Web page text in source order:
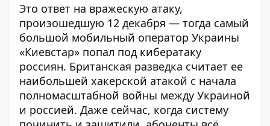
Это ответ на вражескую атаку,
произошедшую 12 декабря — тогда самый
большой мобильный оператор Украины
«Киевстар» попал под кибератаку
россиян. Британская разведка считает ее
наибольшей хакерской атакой с начала
полномасштабной войны между Украиной
и россией. Даже сейчас, когда систему